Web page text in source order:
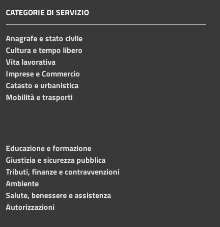
CATEGORIE DI SERVIZIO
Anagrafe e stato civile
Cultura e tempo libero
Vita lavorativa
Imprese e Commercio
Catasto e urbanistica
Mobilità e trasporti
Educazione e formazione
Giustizia e sicurezza pubblica
Tributi, finanze e contravvenzioni
Ambiente
Salute, benessere e assistenza
Autorizzazioni